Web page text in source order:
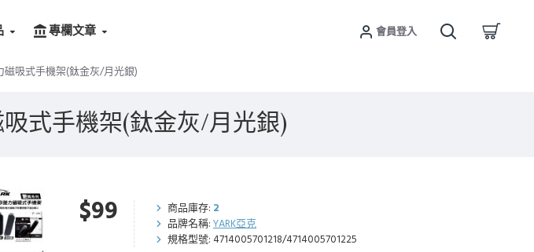
專欄文章 會員登入
磁吸式手機架(鈦金灰/月光銀)
式手機架(鈦金灰/月光銀)
$99 商品庫存: 2
品牌名稱: YARK亞克
規格型號: 4714005701218/4714005701225